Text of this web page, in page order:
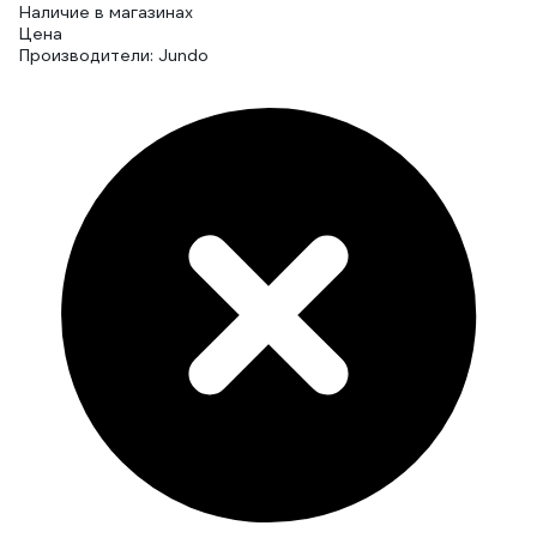
Наличие в магазинах
Цена
Производители: Jundo